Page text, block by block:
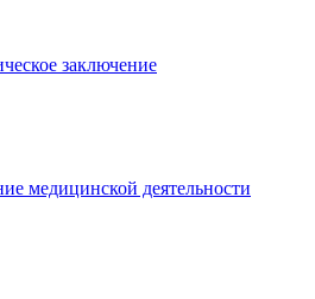
заключение
медицинской деятельности